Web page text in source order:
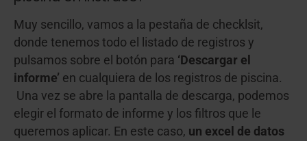
Muy sencillo, vamos a la pestaña de checklsit,
donde tenemos todo el listado de registros y
pulsamos sobre el botón para ‘Descargar el
informe’ en cualquiera de los registros de piscina.
Una vez se abre la pantalla de descarga, podemos
elegir el formato de informe y los filtros que le
queremos aplicar. En este caso, un excel de datos